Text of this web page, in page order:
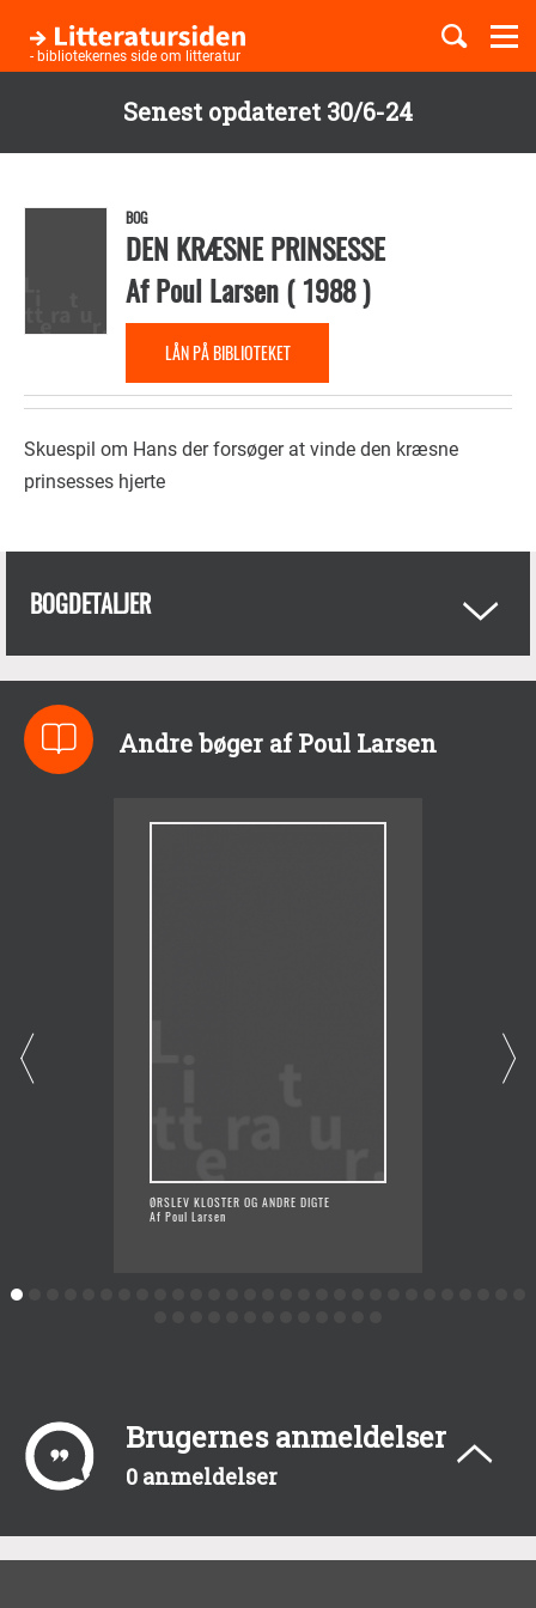
Senest opdateret 30/6-24
hovedindhold
- bibliotekernes side om litteratur
Børnebøger
Temaer
BOG
DEN KRÆSNE PRINSESSE
AfPoul Larsen(1988)
LÅN PÅ BIBLIOTEKET
Skuespil om Hans der forsøger at vinde den kræsne
prinsesses hjerte
BOGDETALJER
Andre bøger af Poul Larsen
ØRSLEV KLOSTER OG ANDRE DIGTE
Af Poul Larsen
Brugernes anmeldelser
0 anmeldelser